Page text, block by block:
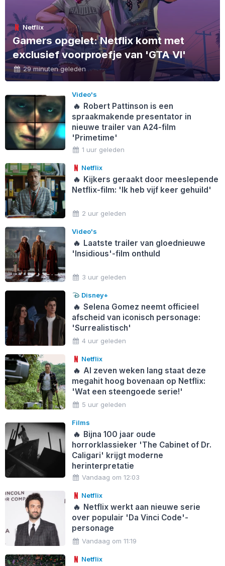
Netflix
Gamers opgelet: Netflix komt met
exclusief voorproefje van 'GTA VI'
29 minuten geleden
Video's
🔥 Robert Pattinson is een
spraakmakende presentator in
nieuwe trailer van A24-film
'Primetime'
1 uur geleden
Netflix
🔥 Kijkers geraakt door meeslepende
Netflix-film: 'Ik heb vijf keer gehuild'
2 uur geleden
Video's
🔥 Laatste trailer van gloednieuwe
'Insidious'-film onthuld
3 uur geleden
Disney+
🔥 Selena Gomez neemt officieel
afscheid van iconisch personage:
'Surrealistisch'
4 uur geleden
Netflix
🔥 Al zeven weken lang staat deze
megahit hoog bovenaan op Netflix:
'Wat een steengoede serie!'
5 uur geleden
Films
🔥 Bijna 100 jaar oude
horrorklassieker 'The Cabinet of Dr.
Caligari' krijgt moderne
herinterpretatie
Vandaag om 12:03
Netflix
🔥 Netflix werkt aan nieuwe serie
over populair 'Da Vinci Code'-
personage
Vandaag om 11:19
Netflix